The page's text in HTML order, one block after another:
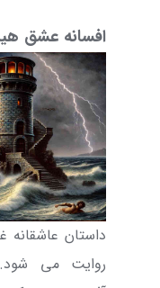
افسانه عشق
داستان عاشقانه
روایت می